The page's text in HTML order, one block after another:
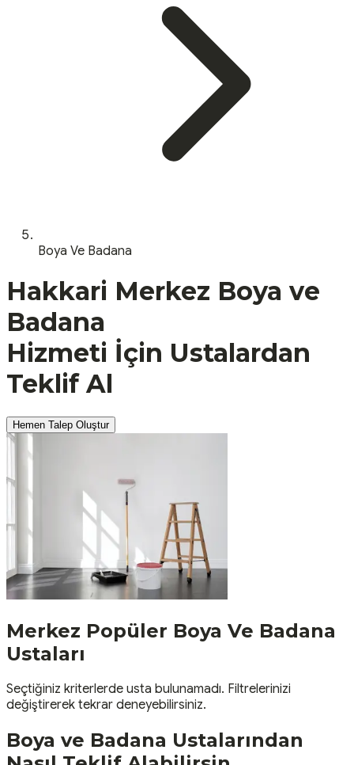
Boya Ve Badana
Hakkari Merkez Boya ve
Badana
Hizmeti İçin Ustalardan
Teklif Al
Hemen Talep Oluştur
Merkez Popüler Boya Ve Badana
Ustaları
Seçtiğiniz kriterlerde usta bulunamadı. Filtrelerinizi
değiştirerek tekrar deneyebilirsiniz.
Boya ve Badana Ustalarından